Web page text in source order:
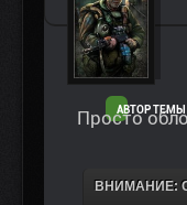
АВТОР ТЕМЫ
Просто
ВНИМАНИЕ: